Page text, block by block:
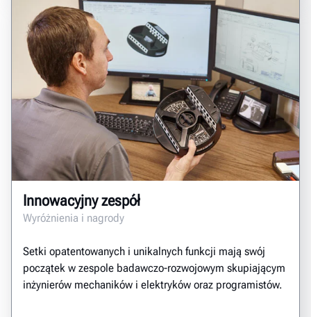
Innowacyjny zespół
Wyróżnienia i nagrody
Setki opatentowanych i unikalnych funkcji mają swój
początek w zespole badawczo-rozwojowym skupiającym
inżynierów mechaników i elektryków oraz programistów.